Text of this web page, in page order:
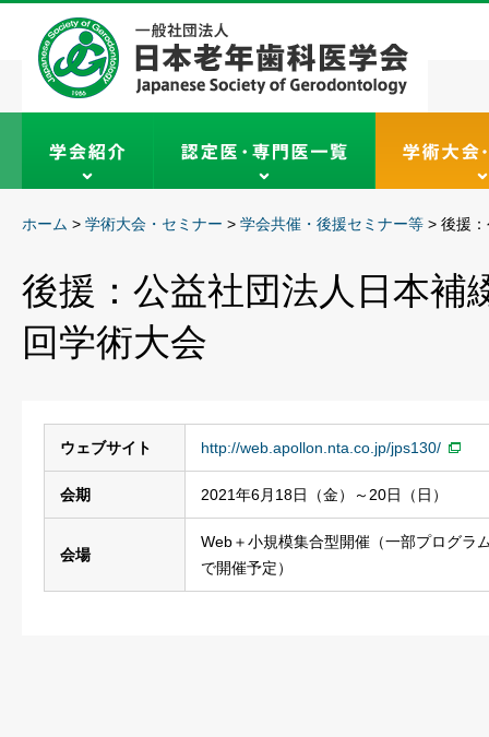
ホーム > 学術大会・セミナー > 学会共催・後援セミナー等 > 後援
後援：公益社団法人日本補
回学術大会
ウェブサイト http://web.apollon.nta.co.jp/jps130/
会期 2021年6月18日（金）～20日（日）
会場
Web＋小規模集合型開催（一部プログ
で開催予定）